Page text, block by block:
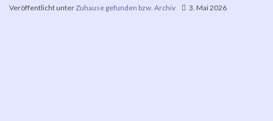
Veröffentlicht unterZuhause gefunden bzw. Archiv 3. Mai 2026